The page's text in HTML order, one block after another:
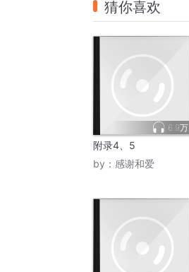
猜你喜欢
6.9万
附录4、5
by： 感谢和爱